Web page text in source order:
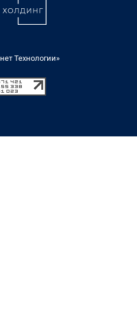
Технологии»